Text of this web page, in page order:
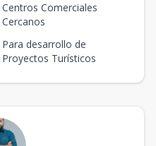
Centros Comerciales
Cercanos
Para desarrollo de
Proyectos Turísticos